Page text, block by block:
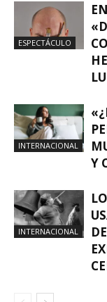
ESPECTÁCULO
INTERNACIONAL
Y
INTERNACIONAL